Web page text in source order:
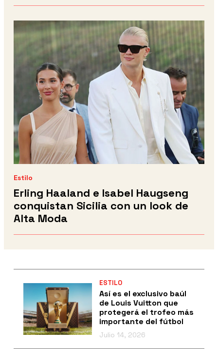
Estilo
Erling Haaland e Isabel Haugseng
conquistan Sicilia con un look de
Alta Moda
ESTILO
Así es el exclusivo baúl
de Louis Vuitton que
protegerá el trofeo más
importante del fútbol
Julio 14, 2026